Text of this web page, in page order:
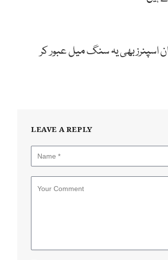
اسپنرز بھی یہ سنگ میل عبور کر
LEAVE A REPLY